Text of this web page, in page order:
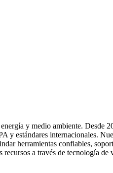
y medio ambiente. Desde
y estándares internacionales.
herramientas confiables,
a través de tecnología